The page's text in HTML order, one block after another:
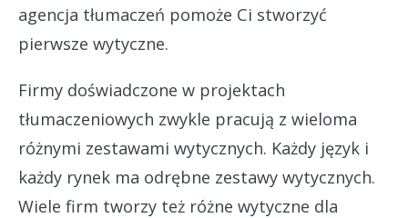
agencja tłumaczeń pomoże Ci stworzyć
pierwsze wytyczne.
Firmy doświadczone w projektach
tłumaczeniowych zwykle pracują z wieloma
różnymi zestawami wytycznych. Każdy język i
każdy rynek ma odrębne zestawy wytycznych.
Wiele firm tworzy też różne wytyczne dla